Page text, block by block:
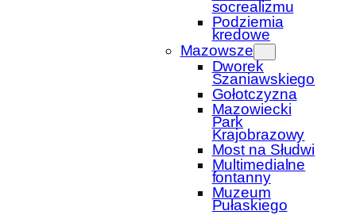
socrealizmu
Podziemia
kredowe
Mazowsze
Dworek
Szaniawskiego
Gołotczyzna
Mazowiecki
Park
Krajobrazowy
Most na Słudwi
Multimedialne
fontanny
Muzeum
Pułaskiego